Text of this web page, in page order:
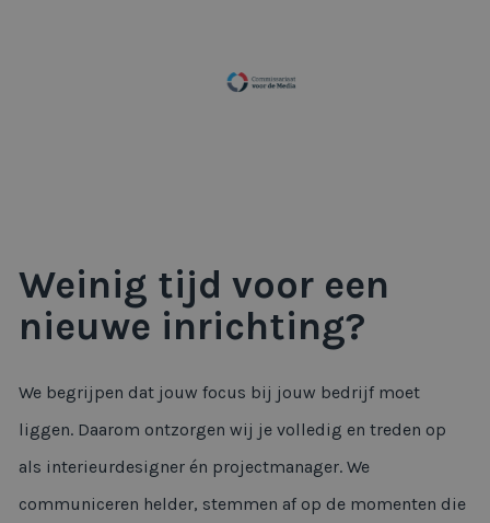
nieuwe inrichting?
We begrijpen dat jouw focus bij jouw bedrijf moet
als interieurdesigner én projectmanager. We
communiceren helder, stemmen af op de momenten die
er écht toe doen en zorgen dat het project binnen de
deadline en het budget wordt opgeleverd. Jij de visie,